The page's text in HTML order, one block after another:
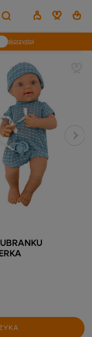
skorzystaj